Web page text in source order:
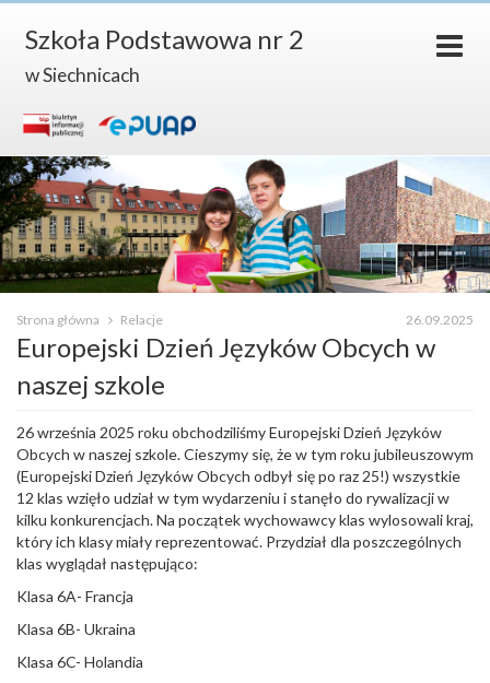
Szkoła Podstawowa nr 2
w Siechnicach
26.09.2025
Strona główna Relacje
Europejski Dzień Języków Obcych w
naszej szkole
26 września 2025 roku obchodziliśmy Europejski Dzień Języków
Obcych w naszej szkole. Cieszymy się, że w tym roku jubileuszowym
(Europejski Dzień Języków Obcych odbył się po raz 25!) wszystkie
12 klas wzięło udział w tym wydarzeniu i stanęło do rywalizacji w
kilku konkurencjach. Na początek wychowawcy klas wylosowali kraj,
który ich klasy miały reprezentować. Przydział dla poszczególnych
klas wyglądał następująco:
Klasa 6A- Francja
Klasa 6B- Ukraina
Klasa 6C- Holandia